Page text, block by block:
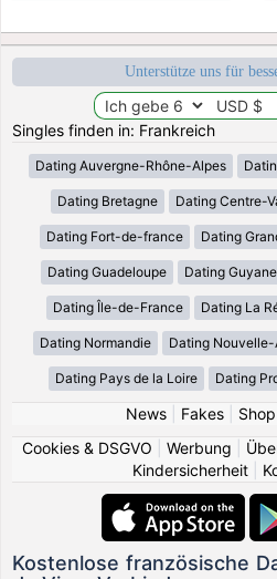
Unterstütze uns für
Singles finden in: Frankreich
Dating Auvergne-Rhône-Alpes
Dating Bretagne Dating Centre-
Dating Fort-de-france Dating
Dating Guadeloupe Dating Guyane
Dating Île-de-France Dating La
Dating Normandie Dating
Dating Pays de la Loire Dating
News| Fakes| Shop
Cookies & DSGVO
Werbung
Kindersicherheit
Kostenlose französische